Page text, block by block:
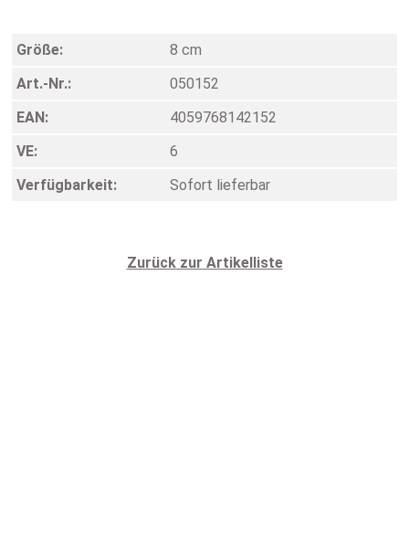
Größe:
8 cm
Art.-Nr.:
050152
EAN:
4059768142152
VE:
6
Verfügbarkeit:
Sofort lieferbar
Zurück zur Artikelliste